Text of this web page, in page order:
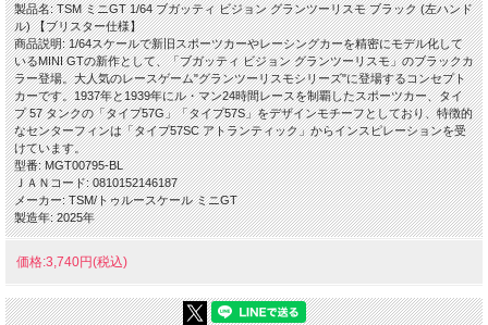
製品名: TSM ミニGT 1/64 ブガッティ ビジョン グランツーリスモ ブラック (左ハンド
ル) 【ブリスター仕様】
商品説明: 1/64スケールで新旧スポーツカーやレーシングカーを精密にモデル化して
いるMINI GTの新作として、「ブガッティ ビジョン グランツーリスモ」のブラックカ
ラー登場。大人気のレースゲーム"グランツーリスモシリーズ"に登場するコンセプト
カーです。1937年と1939年にル・マン24時間レースを制覇したスポーツカー、タイ
プ 57 タンクの「タイプ57G」「タイプ57S」をデザインモチーフとしており、特徴的
なセンターフィンは「タイプ57SC アトランティック」からインスピレーションを受
けています。
型番: MGT00795-BL
ＪＡＮコード: 0810152146187
メーカー: TSM/トゥルースケール ミニGT
製造年: 2025年
価格:3,740円(税込)